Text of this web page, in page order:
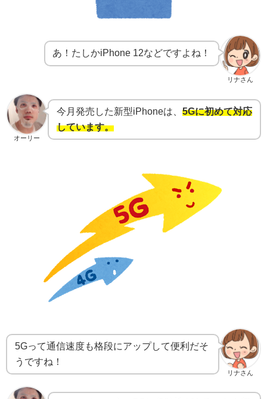
リナさん
あ！たしかiPhone 12などですよね！
オーリー
今月発売した新型iPhoneは、 5Gに初めて対応
しています。
リナさん
5Gって通信速度も格段にアップして便利だそ
うですね！